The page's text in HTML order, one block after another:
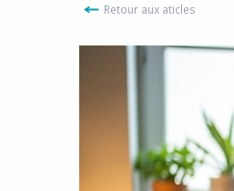
Retour aux aticles